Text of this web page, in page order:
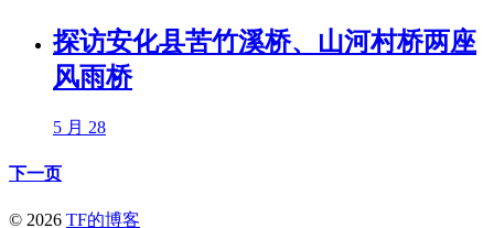
探访安化县苦竹溪桥、山河村桥两座
风雨桥
5 月 28
下一页
© 2026 TF的博客